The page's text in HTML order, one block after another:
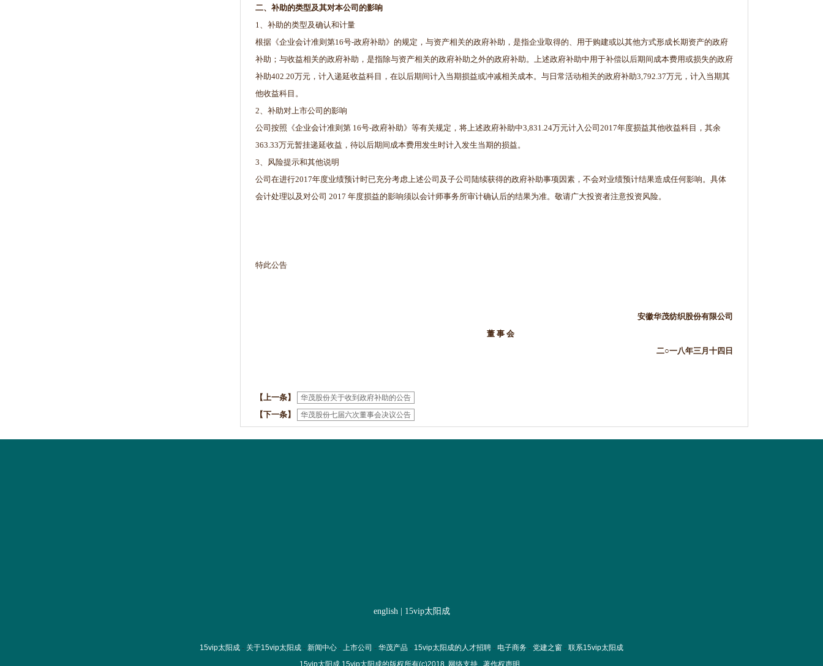
二、补助的类型及其对本公司的影响
1、补助的类型及确认和计量
根据《企业会计准则第16号-政府补助》的规定，与资产相关的政府补助，是指企业取得的、用于购建或以其他方式形成长期资产的政府
补助；与收益相关的政府补助，是指除与资产相关的政府补助之外的政府补助。上述政府补助中用于补偿以后期间成本费用或损失的政府
补助402.20万元，计入递延收益科目，在以后期间计入当期损益或冲减相关成本。与日常活动相关的政府补助3,792.37万元，计入当期其
他收益科目。
2、补助对上市公司的影响
公司按照《企业会计准则第 16号-政府补助》等有关规定，将上述政府补助中3,831.24万元计入公司2017年度损益其他收益科目，其余
363.33万元暂挂递延收益，待以后期间成本费用发生时计入发生当期的损益。
3、风险提示和其他说明
公司在进行2017年度业绩预计时已充分考虑上述公司及子公司陆续获得的政府补助事项因素，不会对业绩预计结果造成任何影响。具体
会计处理以及对公司 2017 年度损益的影响须以会计师事务所审计确认后的结果为准。敬请广大投资者注意投资风险。
特此公告
安徽华茂纺织股份有限公司
董 事 会
二○一八年三月十四日
【上一条】 华茂股份关于收到政府补助的公告
【下一条】 华茂股份七届六次董事会决议公告
english | 15vip太阳成
15vip太阳成 - 关于15vip太阳成 - 新闻中心 - 上市公司 - 华茂产品 - 15vip太阳成的人才招聘 - 电子商务 - 党建之窗 - 联系15vip太阳成
15vip太阳成 15vip太阳成的版权所有(c)2018 网络支持 著作权声明